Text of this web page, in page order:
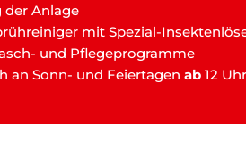
der Anlage
mit Spezial-
und Pflegeprogramme
an Sonn- und Feiertagen ab 12